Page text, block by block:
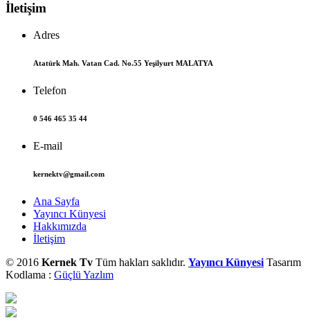
İletişim
Adres
Atatürk Mah. Vatan Cad. No.55 Yeşilyurt MALATYA
Telefon
0 546 465 35 44
E-mail
kernektv@gmail.com
Ana Sayfa
Yayıncı Künyesi
Hakkımızda
İletişim
© 2016 Kernek Tv Tüm hakları saklıdır. Yayıncı Künyesi Tasarım
Kodlama : Güçlü Yazlım